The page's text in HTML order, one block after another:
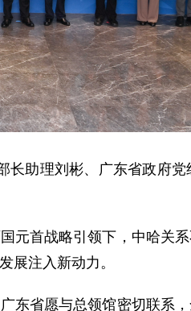
助理刘彬、广东省政府
元首战略引领下，中哈关
展注入新动力。
东省愿与总领馆密切联系